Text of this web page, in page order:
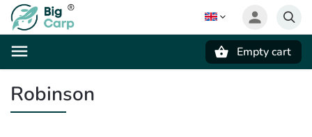
Empty cart
Robinson